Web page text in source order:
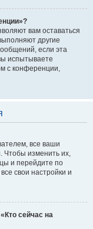
вам оставаться
другие
если эта
испытываете
с конференции,
все ваши
Чтобы изменить их,
и перейдите по
свои настройки и
сейчас на